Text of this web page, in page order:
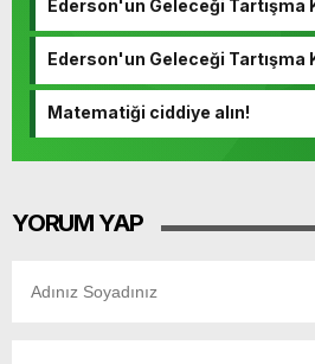
Ederson'un Geleceği Tartışma
Ederson'un Geleceği Tartışma
Matematiği ciddiye alın!
YORUM YAP